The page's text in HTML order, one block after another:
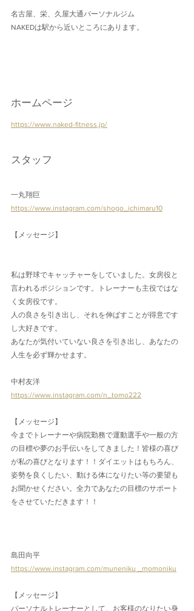
名古屋、栄、久屋大通パーソナルジム
NAKEDは駅から近いところにあります。
ホームページ
https://www.naked-fitness.jp/
スタッフ
一丸翔巨
https://www.instagram.com/shogo_ichimaru10
【メッセージ】
私は野球でキャッチャーをしていました。女房役と
言われるポジションです。トレーナーも主役ではな
く女房役です。
人の良さを引き出し、それを伸ばすことが得意です
し大好きです。
あなたが気付いていない良さを引き出し、あなたの
人生を必ず輝かせます。
中村友洋
https://www.instagram.com/n_tomo222
【メッセージ】
今までトレーナーや病院勤務で運動選手や一般の方
の目標や夢のお手伝いをしてきました！皆様の喜び
が私の喜びとなります！！ダイエットはもちろん、
姿勢を良くしたい、動ける体になりたい等の要望も
お聞かせください。全力であなたの目標のサポート
をさせていただきます！！
島田向平
https://www.instagram.com/muneniku _momoniku
【メッセージ】
パーソナルトレーナーとして、お客様のなりたい身